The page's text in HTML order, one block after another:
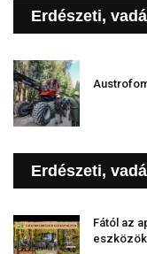
Erdészeti,
Erdészeti,
Fától az